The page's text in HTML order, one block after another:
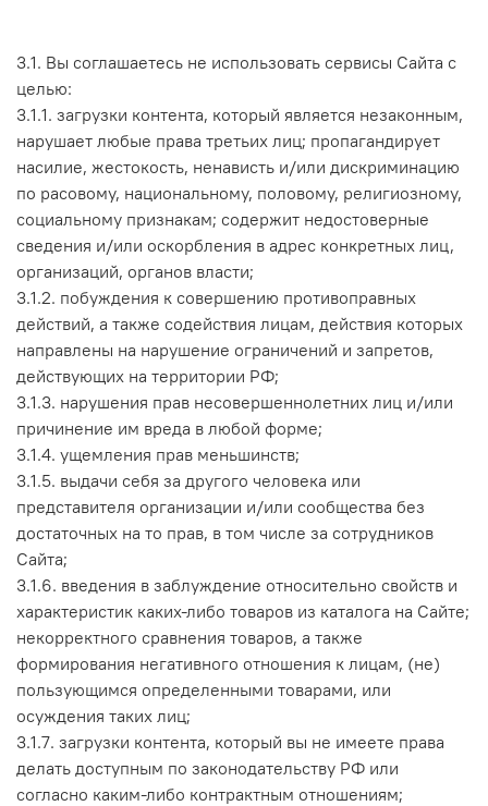
3.1. Вы соглашаетесь не использовать сервисы Сайта с
целью:
3.1.1. загрузки контента, который является незаконным,
нарушает любые права третьих лиц; пропагандирует
насилие, жестокость, ненависть и/или дискриминацию
по расовому, национальному, половому, религиозному,
социальному признакам; содержит недостоверные
сведения и/или оскорбления в адрес конкретных лиц,
организаций, органов власти;
3.1.2. побуждения к совершению противоправных
действий, а также содействия лицам, действия которых
направлены на нарушение ограничений и запретов,
действующих на территории РФ;
3.1.3. нарушения прав несовершеннолетних лиц и/или
причинение им вреда в любой форме;
3.1.4. ущемления прав меньшинств;
3.1.5. выдачи себя за другого человека или
представителя организации и/или сообщества без
достаточных на то прав, в том числе за сотрудников
Сайта;
3.1.6. введения в заблуждение относительно свойств и
характеристик каких-либо товаров из каталога на Сайте;
некорректного сравнения товаров, а также
формирования негативного отношения к лицам, (не)
пользующимся определенными товарами, или
осуждения таких лиц;
3.1.7. загрузки контента, который вы не имеете права
делать доступным по законодательству РФ или
согласно каким-либо контрактным отношениям;